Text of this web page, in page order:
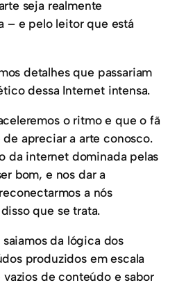
seja realmente
– e pelo leitor que está
detalhes que passariam
dessa Internet intensa.
o ritmo e que o fã
apreciar a arte conosco.
da internet dominada pelas
bom, e nos dar a
a nós
que se trata.
da lógica dos
produzidos em escala
de conteúdo e sabor